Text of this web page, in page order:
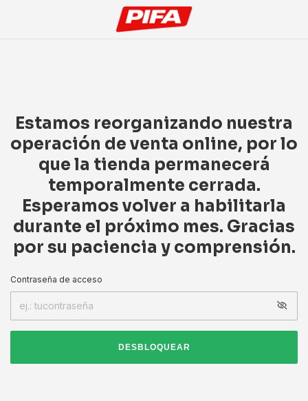
Estamos reorganizando nuestra
operación de venta online, por lo
que la tienda permanecerá
temporalmente cerrada.
Esperamos volver a habilitarla
durante el próximo mes. Gracias
por su paciencia y comprensión.
Contraseña de acceso
DESBLOQUEAR